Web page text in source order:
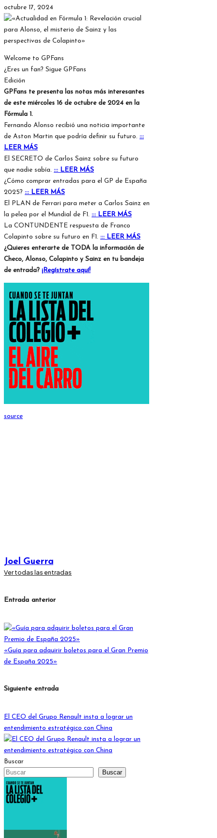
octubre 17, 2024
Welcome to GPFans
¿Eres un fan? Sigue GPFans
Edición
GPFans te presenta las notas más interesantes
de este miércoles 16 de octubre de 2024 en la
Fórmula 1.
Fernando Alonso recibió una noticia importante
de Aston Martin que podría definir su futuro. :::
LEER MÁS
El SECRETO de Carlos Sainz sobre su futuro
que nadie sabía. ::: LEER MÁS
¿Cómo comprar entradas para el GP de España
2025? ::: LEER MÁS
El PLAN de Ferrari para meter a Carlos Sainz en
la pelea por el Mundial de F1. ::: LEER MÁS
La CONTUNDENTE respuesta de Franco
Colapinto sobre su futuro en F1. ::: LEER MÁS
¿Quieres enterarte de TODA la información de
Checo, Alonso, Colapinto y Sainz en tu bandeja
de entrada? ¡Regístrate aquí!
source
Joel Guerra
Ver todas las entradas
Navegación
entradas
Entrada anterior
«Guía para adquirir boletos para el Gran Premio
de España 2025»
Siguiente entrada
El CEO del Grupo Renault insta a lograr un
entendimiento estratégico con China
Buscar
Buscar